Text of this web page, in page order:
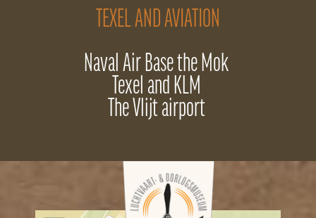
TEXEL AND AVIATION
Naval Air Base the Mok
Texel and KLM
The Vlijt airport